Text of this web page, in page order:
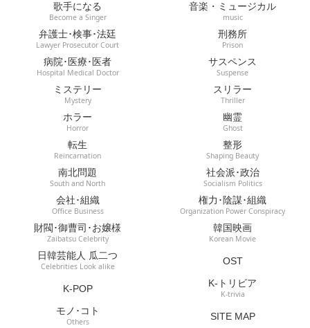
歌手になる
Become a Singer
音楽・ミュージカル
music
弁護士･検事･法廷
Lawyer Prosecutor Court
刑務所
Prison
病院･医療･医者
Hospital Medical Doctor
サスペンス
Suspense
ミステリー
Mystery
スリラー
Thriller
ホラー
Horror
幽霊
Ghost
転生
Reincarnation
整形
Shaping Beauty
南北問題
South and North
社会派･政治
Socialism Politics
会社･組織
Office Business
権力･陰謀･組織
Organization Power Conspiracy
財閥･御曹司･お嬢様
Zaibatsu Celebrity
韓国映画
Korean Movie
日韓芸能人 瓜二つ
Celebrities Look alike OST
K-POP K-トリビア
K-trivia
モノ･コト
Others SITE MAP